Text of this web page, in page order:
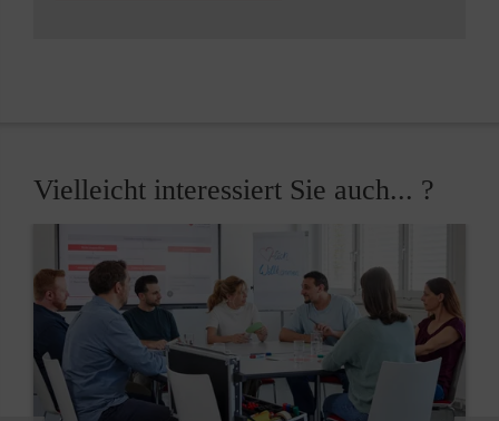
Vielleicht interessiert Sie auch... ?